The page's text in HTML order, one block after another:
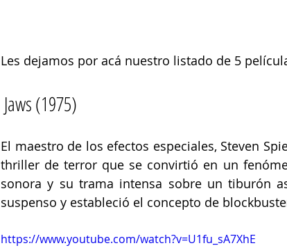
Les dejamos por acá nuestro listado de 5
Jaws (1975)
El maestro de los efectos especiales, Steven
thriller de terror que se convirtió en un
sonora y su trama intensa sobre un tiburón
suspenso y estableció el concepto de
https://www.youtube.com/watch?v=U1fu_sA7XhE